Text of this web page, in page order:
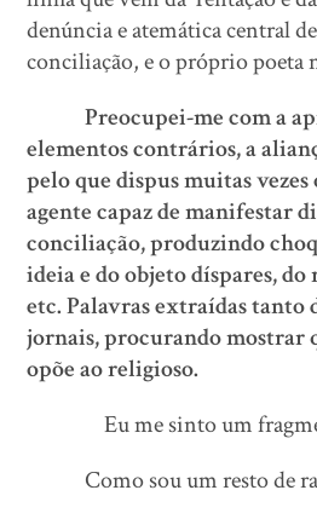
denúncia e atemática central
conciliação, e o próprio poeta
Preocupei-me com a
elementos contrários, a
pelo que dispus muitas
agente capaz de manifestar
conciliação, produzindo
ideia e do objeto díspares,
etc. Palavras extraídas tanto
jornais, procurando mostrar
opõe ao religioso.
Eu me sinto um
Como sou um resto de